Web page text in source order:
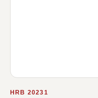
HRB 20231